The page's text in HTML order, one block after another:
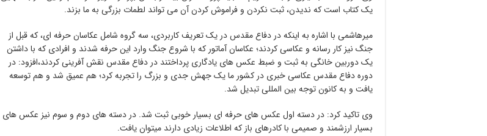
یک کتاب است که ندیدن، ثبت نکردن و فراموش کردن آن می تواند لطمات بزرگی به ما بزند.
میرهاشمی با اشاره به اینکه در دفاع مقدس در یک تعریف کاربردی، سه گروه شامل عکاسان حرفه ای، که قبل از
جنگ نیز کار رسانه و عکاسی کردند؛ عکاسان آماتور که با شروع جنگ وارد این حرفه شدند و افرادی که با داشتن
یک دوربین خانگی به ثبت و ضبط عکس های یادگاری پرداختند در دفاع مقدس نقش آفرینی کردند،افزود: در
دوره دفاع مقدس عکاسی خبری در کشور ما یک جهش جدی و بزرگ را تجربه کرد؛ هم عمیق شد و هم توسعه
یافت و به کانون توجه بین المللی تبدیل شد.
وی تاکید کرد: در دسته اول عکس های حرفه ای بسیار خوبی ثبت شد. در دسته های دوم و سوم نیز عکس های
بسیار ارزشمند و صمیمی با کادرهای باز که اطلاعات زیادی دارند میتوان یافت.